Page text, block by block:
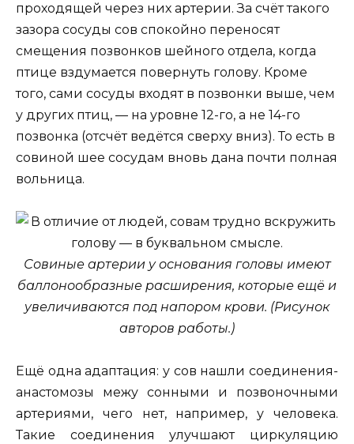
проходящей через них артерии. За счёт такого
зазора сосуды сов спокойно переносят
смещения позвонков шейного отдела, когда
птице вздумается повернуть голову. Кроме
того, сами сосуды входят в позвонки выше, чем
у других птиц, — на уровне 12-го, а не 14-го
позвонка (отсчёт ведётся сверху вниз). То есть в
совиной шее сосудам вновь дана почти полная
вольница.
Совиные артерии у основания головы имеют
баллонообразные расширения, которые ещё и
увеличиваются под напором крови. (Рисунок
авторов работы.)
Ещё одна адаптация: у сов нашли соединения-
анастомозы межу сонными и позвоночными
артериями, чего нет, например, у человека.
Такие соединения улучшают циркуляцию